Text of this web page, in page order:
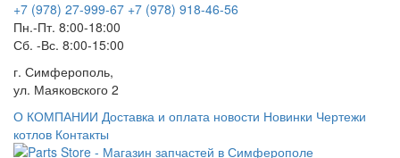
+7 (978) 27-999-67 +7 (978) 918-46-56
Пн.-Пт. 8:00-18:00
Сб. -Вс. 8:00-15:00
г. Симферополь,
ул. Маяковского 2
О КОМПАНИИ Доставка и оплата новости Новинки Чертежи
котлов Контакты